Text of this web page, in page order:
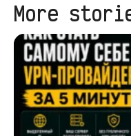
More